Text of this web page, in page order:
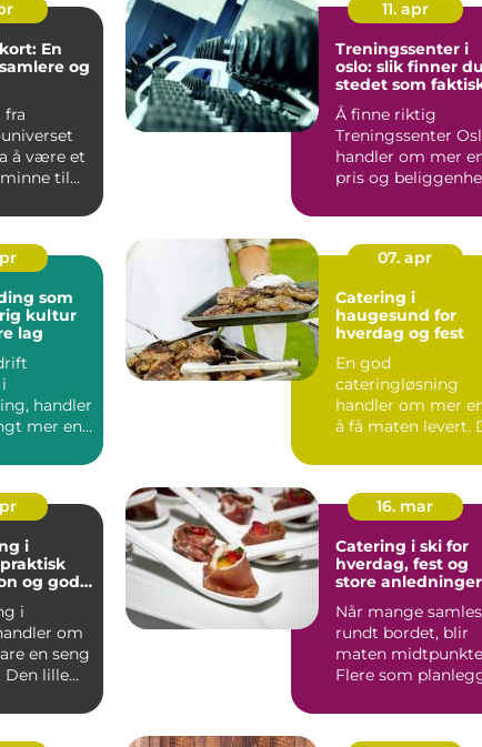
En
og
fra
å være et
til
11. apr
Treningssenter i
oslo: slik finner du
stedet som
passer deg
Å finne riktig
Treningssenter
handler om mer
pris og
inn med ...
som
kultur
lag
handler
mer enn
07. apr
Catering i
haugesund for
hverdag og fest
En god
cateringløsning
handler om mer
å få maten levert.
selve dagen, sa...
i
og gode
i
om
en seng
Den lille
16. mar
Catering i ski for
hverdag, fest og
store anledninger
Når mange samles
rundt bordet, blir
maten
Flere som
...